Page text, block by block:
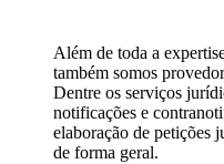
Além de toda a
também somos
Dentre os serviços
notificações e
elaboração de petições
de forma geral.